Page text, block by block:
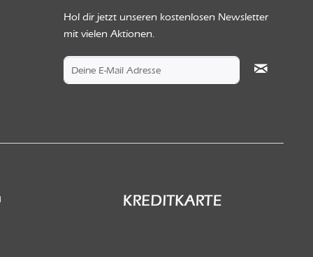
Hol dir jetzt unseren kostenlosen Newsletter
mit vielen Aktionen.